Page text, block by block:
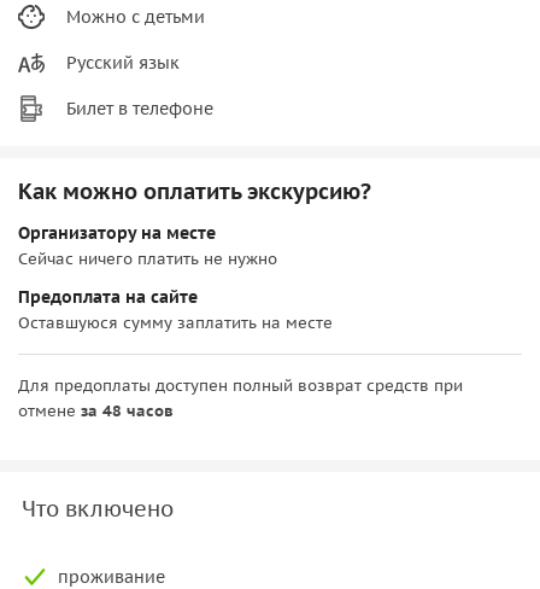
Можно с детьми
Русский язык
Билет в телефоне
Как можно оплатить экскурсию?
Организатору на месте
Сейчас ничего платить не нужно
Предоплата на сайте
Оставшуюся сумму заплатить на месте
Для предоплаты доступен полный возврат средств при
отмене за 48 часов
Что включено
проживание